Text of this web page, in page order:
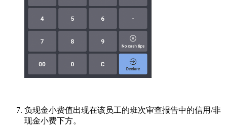
负现金小费值出现在该员工的班次审查报告中的信用/非
现金小费下方。